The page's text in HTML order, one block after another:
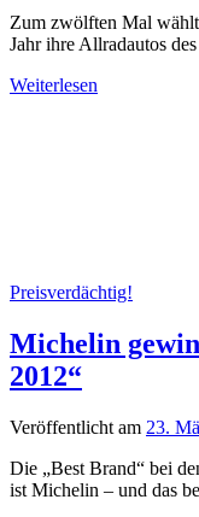
Zum zwölften Mal
Jahr ihre Allradautos
Weiterlesen
Preisverdächtig!
Michelin
2012“
Veröffentlicht am 23.
Die „Best Brand“ bei
ist Michelin – und das